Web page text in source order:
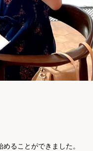
ることができました。